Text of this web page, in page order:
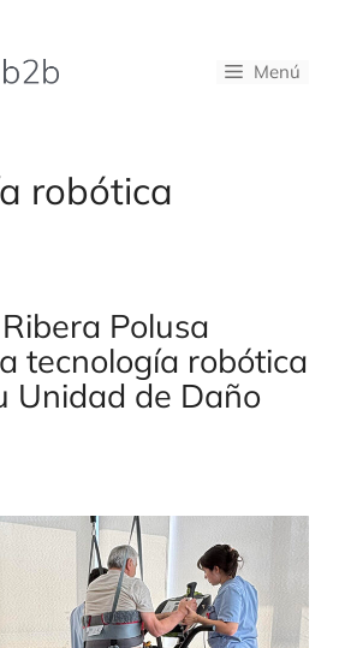
Menú
robótica
Polusa
tecnología robótica
Unidad de Daño